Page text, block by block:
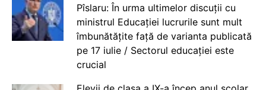
Pîslaru: În urma ultimelor discuții cu
ministrul Educației lucrurile sunt mult
îmbunătățite față de varianta publicată
pe 17 iulie / Sectorul educației este
crucial